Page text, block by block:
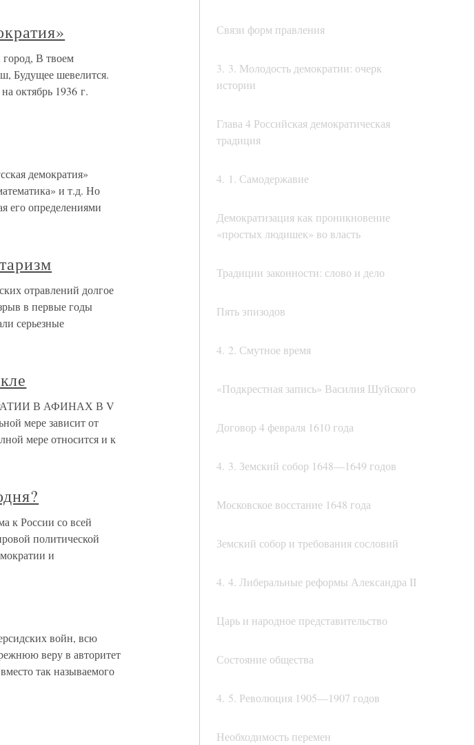
Связи форм правления
3. 3. Молодость демократии: очерк
истории
Глава 4 Российская демократическая
традиция
4. 1. Самодержавие
Демократизация как проникновение
«простых людишек» во власть
Традиции законности: слово и дело
Пять эпизодов
4. 2. Смутное время
«Подкрестная запись» Василия Шуйского
Договор 4 февраля 1610 года
4. 3. Земский собор 1648—1649 годов
Московское восстание 1648 года
Земский собор и требования сословий
4. 4. Либеральные реформы Александра II
Царь и народное представительство
Состояние общества
4. 5. Революция 1905—1907 годов
Необходимость перемен
В твоем
Будущее шевелится.
октябрь 1936 г.
демократия»
и т.д. Но
его определениями
отравлений долгое
в первые годы
серьезные
В АФИНАХ В V
мере зависит от
мере относится и к
к России со всей
политической
и
войн, всю
веру в авторитет
так называемого